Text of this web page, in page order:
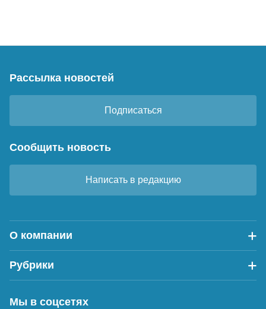
Рассылка новостей
Подписаться
Сообщить новость
Написать в редакцию
О компании
Рубрики
Мы в соцсетях